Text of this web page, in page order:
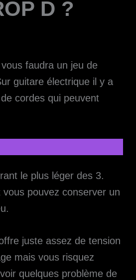
D ?
faudra un jeu de
guitare électrique il y a
cordes qui peuvent
le plus léger des 3.
pouvez conserver un
juste assez de tension
mais vous risquez
quelques problème de